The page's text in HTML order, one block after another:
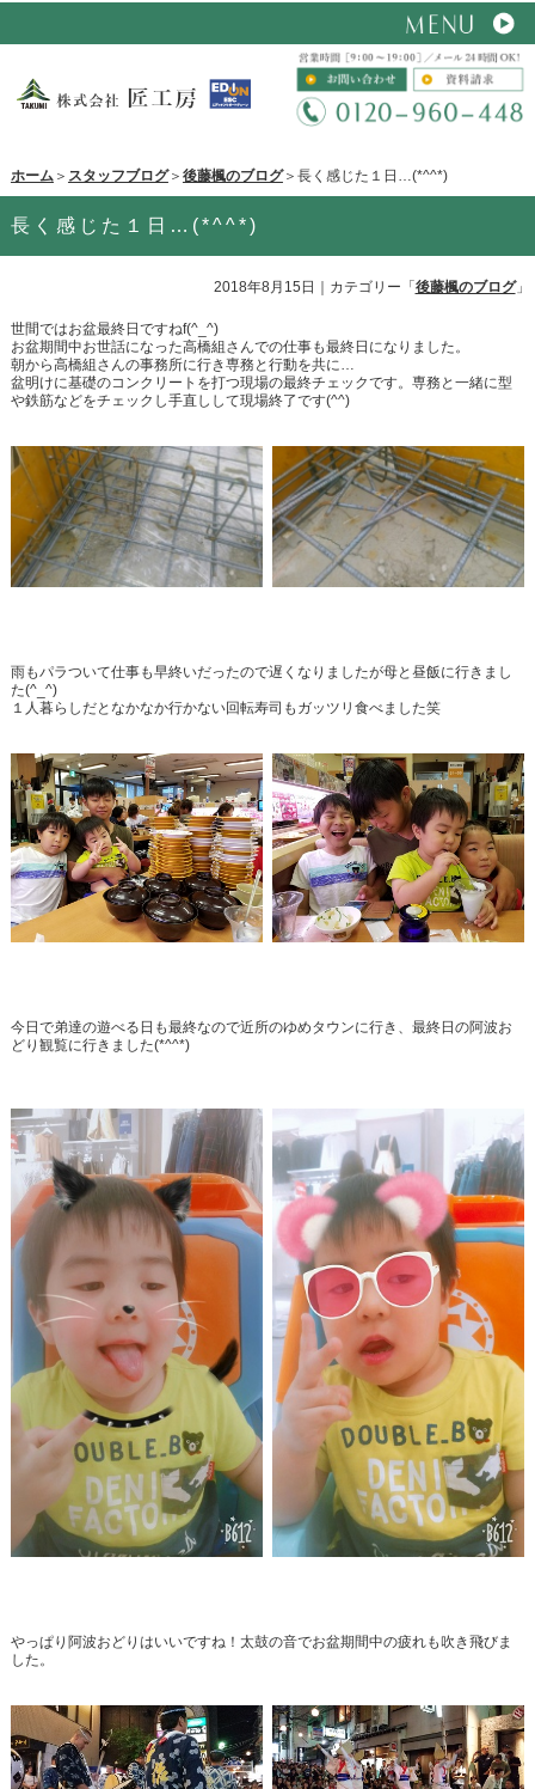
ホーム＞ スタッフブログ＞ 後藤楓のブログ＞長く感じた１日…(*^^*)
長く感じた１日…(*^^*)
2018年8月15日 ｜カテゴリー「 後藤楓のブログ」
世間ではお盆最終日ですねf(^_^)
お盆期間中お世話になった高橋組さんでの仕事も最終日になりました。
朝から高橋組さんの事務所に行き専務と行動を共に…
盆明けに基礎のコンクリートを打つ現場の最終チェックです。専務と一緒に型
や鉄筋などをチェックし手直しして現場終了です(^^)
雨もパラついて仕事も早終いだったので遅くなりましたが母と昼飯に行きまし
た(^_^)
１人暮らしだとなかなか行かない回転寿司もガッツリ食べました笑
今日で弟達の遊べる日も最終なので近所のゆめタウンに行き、最終日の阿波お
どり観覧に行きました(*^^*)
やっぱり阿波おどりはいいですね！太鼓の音でお盆期間中の疲れも吹き飛びま
した。